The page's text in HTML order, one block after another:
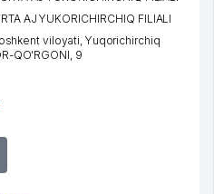
AJ YUKORICHIRCHIQ FILIALI
viloyati, Yuqorichirchiq
QO'RGONI, 9